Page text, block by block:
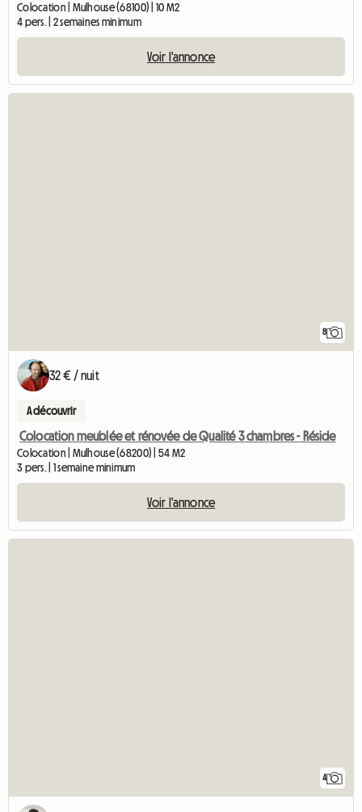
Colocation | Mulhouse (68100) | 10 M2
4 pers. | 2 semaines minimum
Voir l'annonce
8
32 € / nuit
A découvrir
Colocation meublée et rénovée de Qualité 3 chambres - Réside
Colocation | Mulhouse (68200) | 54 M2
3 pers. | 1 semaine minimum
Voir l'annonce
4